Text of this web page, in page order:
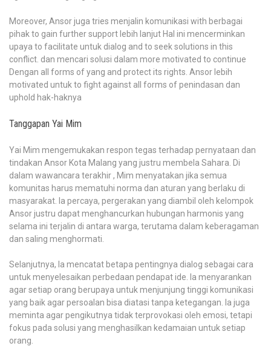
Moreover, Ansor juga tries menjalin komunikasi with berbagai
pihak to gain further support lebih lanjut Hal ini mencerminkan
upaya to facilitate untuk dialog and to seek solutions in this
conflict. dan mencari solusi dalam more motivated to continue
Dengan all forms of yang and protect its rights. Ansor lebih
motivated untuk to fight against all forms of penindasan dan
uphold hak-haknya
Tanggapan Yai Mim
Yai Mim mengemukakan respon tegas terhadap pernyataan dan
tindakan Ansor Kota Malang yang justru membela Sahara. Di
dalam wawancara terakhir , Mim menyatakan jika semua
komunitas harus mematuhi norma dan aturan yang berlaku di
masyarakat. Ia percaya, pergerakan yang diambil oleh kelompok
Ansor justru dapat menghancurkan hubungan harmonis yang
selama ini terjalin di antara warga, terutama dalam keberagaman
dan saling menghormati.
Selanjutnya, Ia mencatat betapa pentingnya dialog sebagai cara
untuk menyelesaikan perbedaan pendapat ide. Ia menyarankan
agar setiap orang berupaya untuk menjunjung tinggi komunikasi
yang baik agar persoalan bisa diatasi tanpa ketegangan. Ia juga
meminta agar pengikutnya tidak terprovokasi oleh emosi, tetapi
fokus pada solusi yang menghasilkan kedamaian untuk setiap
orang.